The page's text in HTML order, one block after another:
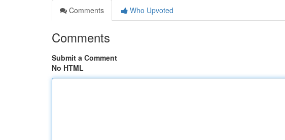
Comments
Who Upvoted
Comments
Submit a Comment
No HTML